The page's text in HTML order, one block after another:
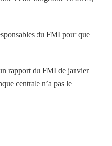
du FMI pour que
rapport du FMI de janvier
centrale n’a pas le